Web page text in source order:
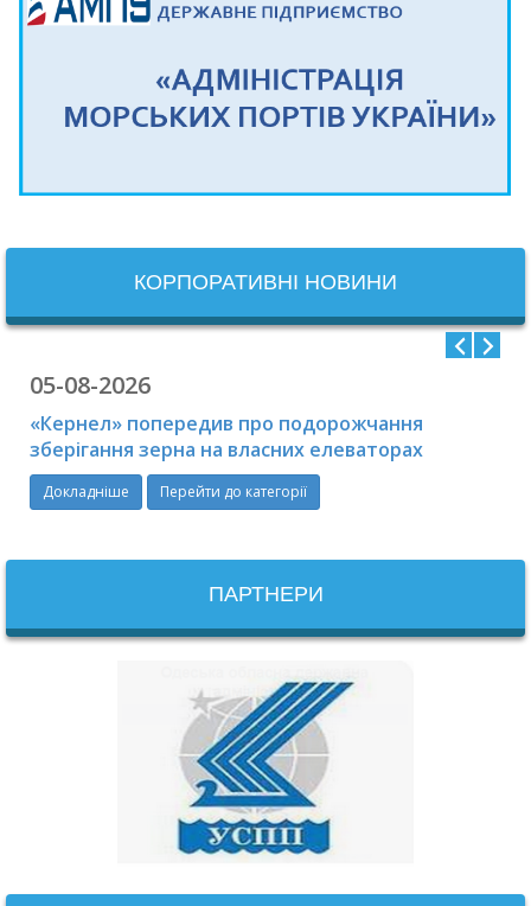
КОРПОРАТИВНІ НОВИНИ
05-08-2026
«Кернел» попередив про подорожчання
зберігання зерна на власних елеваторах
Докладніше Перейти до категорії
ПАРТНЕРИ